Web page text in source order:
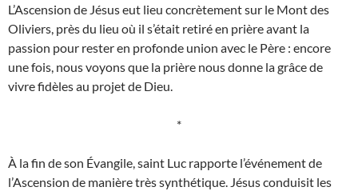
L’Ascension de Jésus eut lieu concrètement sur le Mont des
Oliviers, près du lieu où il s’était retiré en prière avant la
passion pour rester en profonde union avec le Père : encore
une fois, nous voyons que la prière nous donne la grâce de
vivre fidèles au projet de Dieu.
*
À la fin de son Évangile, saint Luc rapporte l’événement de
l’Ascension de manière très synthétique. Jésus conduisit les